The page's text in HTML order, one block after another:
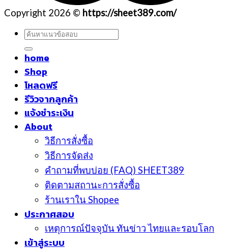
Copyright 2026 © https://sheet389.com/
ค้นหา:
home
Shop
โหลดฟรี
รีวิวจากลูกค้า
แจ้งชำระเงิน
About
วิธีการสั่งซื้อ
วิธีการจัดส่ง
คำถามที่พบบ่อย (FAQ) SHEET389
ติดตามสถานะการสั่งซื้อ
ร้านเราใน Shopee
ประกาศสอบ
เหตุการณ์ปัจจุบัน ทันข่าว ไทยและรอบโลก
เข้าสู่ระบบ